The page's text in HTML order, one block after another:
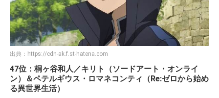
出典： https://cdn-ak.f.st-hatena.com
47位：桐ヶ谷和人／キリト（ソードアート・オンライ
ン）＆ペテルギウス・ロマネコンティ（Re:ゼロから始め
る異世界生活）